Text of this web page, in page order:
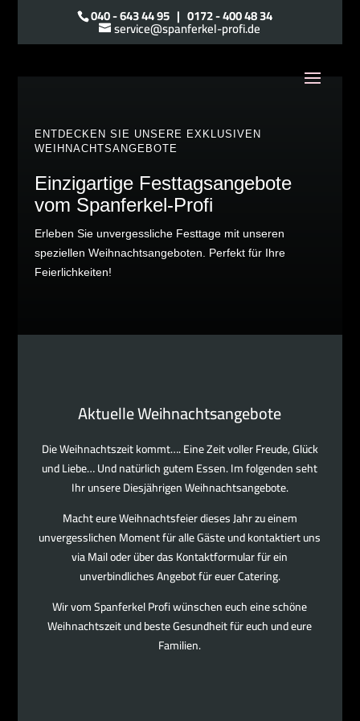
040 - 643 44 95| 0172 - 400 48 34
service@spanferkel-profi.de
ENTDECKEN SIE UNSERE EXKLUSIVEN
WEIHNACHTSANGEBOTE
Einzigartige Festtagsangebote
vom Spanferkel-Profi
Erleben Sie unvergessliche Festtage mit unseren
speziellen Weihnachtsangeboten. Perfekt für Ihre
Feierlichkeiten!
Aktuelle Weihnachtsangebote
Die Weihnachtszeit kommt…. Eine Zeit voller Freude, Glück
und Liebe… Und natürlich gutem Essen. Im folgenden seht
Ihr unsere Diesjährigen Weihnachtsangebote.
Macht eure Weihnachtsfeier dieses Jahr zu einem
unvergesslichen Moment für alle Gäste und kontaktiert uns
via Mail oder über das Kontaktformular für ein
unverbindliches Angebot für euer Catering.
Wir vom Spanferkel Profi wünschen euch eine schöne
Weihnachtszeit und beste Gesundheit für euch und eure
Familien.